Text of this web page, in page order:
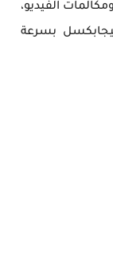
الفيديو،
الجهاز تصوير الفيديو بدقة 1080 ميجابكسل بسرعة